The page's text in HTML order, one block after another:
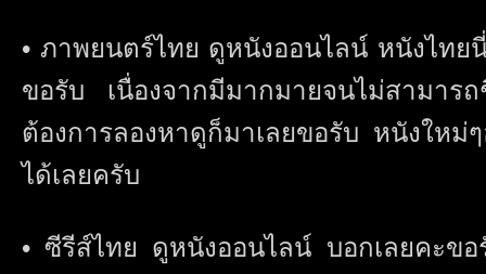
• ภาพยนตร์ไทย ดูหนังออนไลน์ หนังไทย
ขอรับ เนื่องจากมีมากมายจนไม่สามาร
ต้องการลองหาดูก็มาเลยขอรับ หนังใหม่
ได้เลยครับ
• ซีรีส์ไทย ดูหนังออนไลน์ บอกเลยคะข